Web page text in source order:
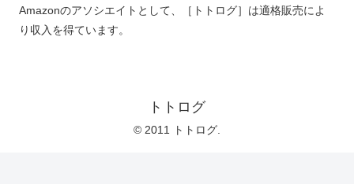
Amazonのアソシエイトとして、［トトログ］は適格販売によ
り収入を得ています。
トトログ
© 2011 トトログ.